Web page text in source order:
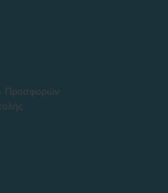
- Προσφορών